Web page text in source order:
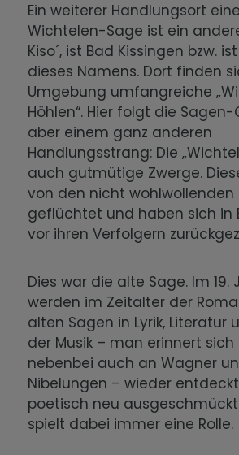
Ein weiterer Handlungsort
Wichtelen-Sage ist ein
Kiso´, ist Bad Kissingen bzw.
dieses Namens. Dort finden
Umgebung umfangreiche
Höhlen“. Hier folgt die
aber einem ganz anderen
Handlungsstrang: Die
auch gutmütige Zwerge.
von den nicht wohlwollenden
geflüchtet und haben sich in
vor ihren Verfolgern
Dies war die alte Sage. Im 19.
werden im Zeitalter der
alten Sagen in Lyrik, Literatur
der Musik – man erinnert sich
nebenbei auch an Wagner
Nibelungen – wieder
poetisch neu
spielt dabei immer eine Rolle.